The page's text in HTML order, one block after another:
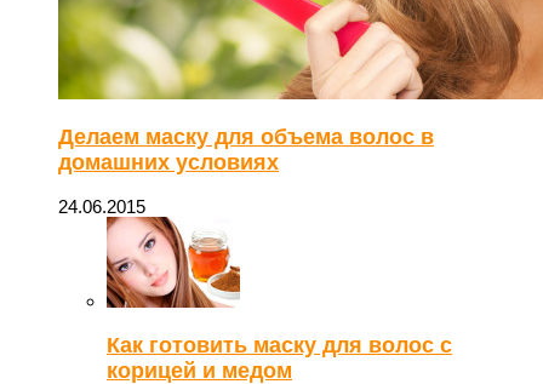
Делаем маску для объема волос в
домашних условиях
24.06.2015
Как готовить маску для волос с
корицей и медом